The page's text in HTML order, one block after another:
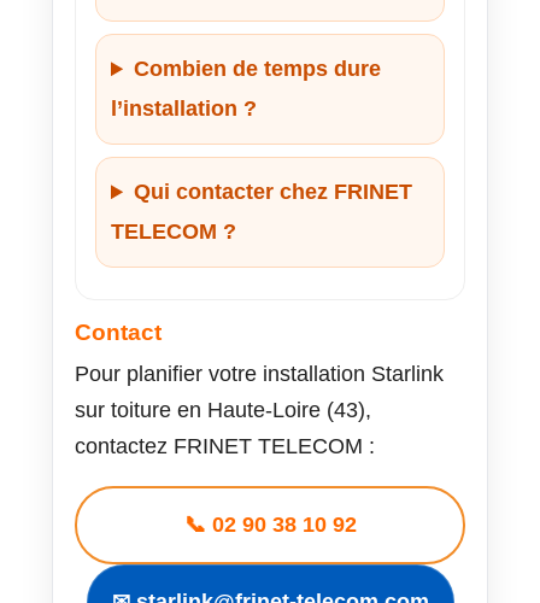
Combien de temps dure
l’installation ?
Qui contacter chez FRINET
TELECOM ?
Contact
Pour planifier votre installation Starlink
sur toiture en Haute-Loire (43),
contactez FRINET TELECOM :
📞 02 90 38 10 92